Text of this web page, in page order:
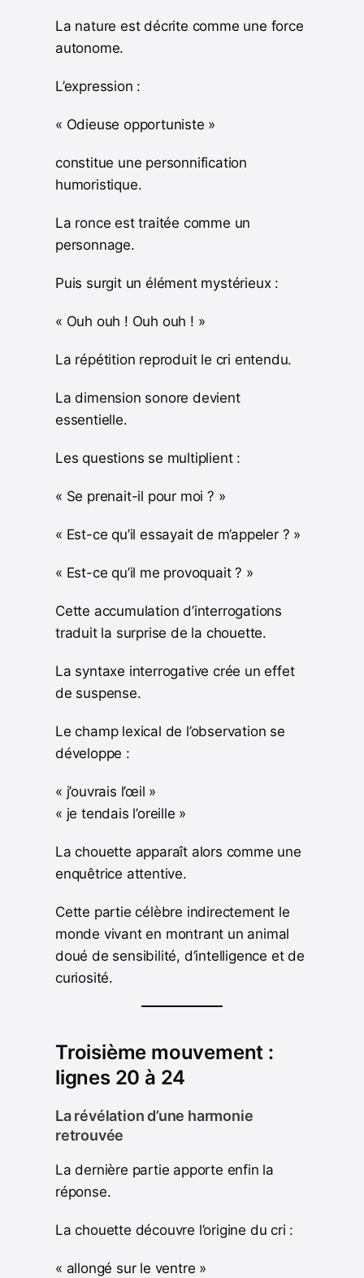
La nature est décrite comme une force
autonome.
L’expression :
« Odieuse opportuniste »
constitue une personnification
humoristique.
La ronce est traitée comme un
personnage.
Puis surgit un élément mystérieux :
« Ouh ouh ! Ouh ouh ! »
La répétition reproduit le cri entendu.
La dimension sonore devient
essentielle.
Les questions se multiplient :
« Se prenait-il pour moi ? »
« Est-ce qu’il essayait de m’appeler ? »
« Est-ce qu’il me provoquait ? »
Cette accumulation d’interrogations
traduit la surprise de la chouette.
La syntaxe interrogative crée un effet
de suspense.
Le champ lexical de l’observation se
développe :
« j’ouvrais l’œil »
« je tendais l’oreille »
La chouette apparaît alors comme une
enquêtrice attentive.
Cette partie célèbre indirectement le
monde vivant en montrant un animal
doué de sensibilité, d’intelligence et de
curiosité.
Troisième mouvement :
lignes 20 à 24
La révélation d’une harmonie
retrouvée
La dernière partie apporte enfin la
réponse.
La chouette découvre l’origine du cri :
« allongé sur le ventre »